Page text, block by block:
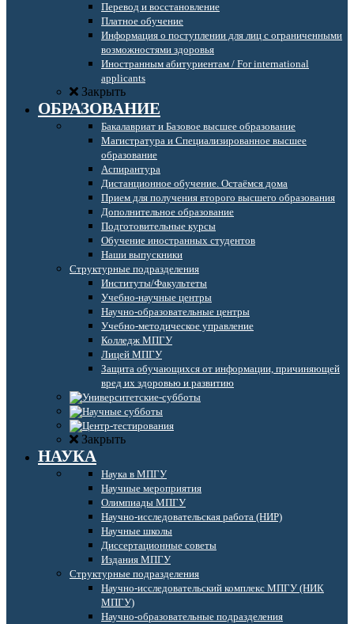
Перевод и восстановление
Платное обучение
Информация о поступлении для лиц с ограниченными
возможностями здоровья
Иностранным абитуриентам / For international
applicants
Закрыть
ОБРАЗОВАНИЕ
Бакалавриат и Базовое высшее образование
Магистратура и Специализированное высшее
образование
Аспирантура
Дистанционное обучение. Остаёмся дома
Прием для получения второго высшего образования
Дополнительное образование
Подготовительные курсы
Обучение иностранных студентов
Наши выпускники
Структурные подразделения
Институты/Факультеты
Учебно-научные центры
Научно-образовательные центры
Учебно-методическое управление
Колледж МПГУ
Лицей МПГУ
Защита обучающихся от информации, причиняющей
вред их здоровью и развитию
Закрыть
НАУКА
Наука в МПГУ
Научные мероприятия
Олимпиады МПГУ
Научно-исследовательская работа (НИР)
Научные школы
Диссертационные советы
Издания МПГУ
Структурные подразделения
Научно-исследовательский комплекс МПГУ (НИК
МПГУ)
Научно-образовательные подразделения